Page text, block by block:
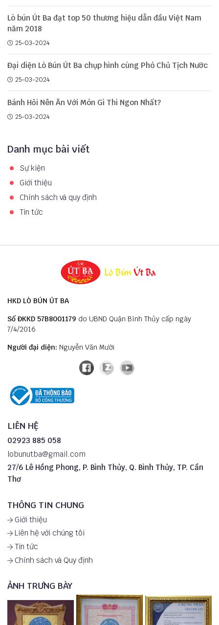
Lò bún Út Ba đạt top 50 thương hiệu dẫn đầu Việt Nam
năm 2018
25-03-2024
Đại diện Lò Bún Út Ba chụp hình cùng Phó Chủ Tịch Nước
25-03-2024
Bánh Hỏi Nên Ăn Với Món Gì Thì Ngon Nhất?
25-03-2024
Danh mục bài viết
Sự kiện
Giới thiệu
Chính sách và quy định
Tin tức
HKD LÒ BÚN ÚT BA
Số ĐKKD 57B8001179 do UBND Quận Bình Thủy cấp ngày
7/4/2016
Người đại diện: Nguyễn Văn Mười
LIÊN HỆ
02923 885 058
lobunutba@gmail.com
27/6 Lê Hồng Phong, P. Bình Thủy, Q. Bình Thủy, TP. Cần
Thơ
THÔNG TIN CHUNG
Giới thiệu
Liên hệ với chúng tôi
Tin tức
Chính sách và Quy định
ẢNH TRƯNG BÀY